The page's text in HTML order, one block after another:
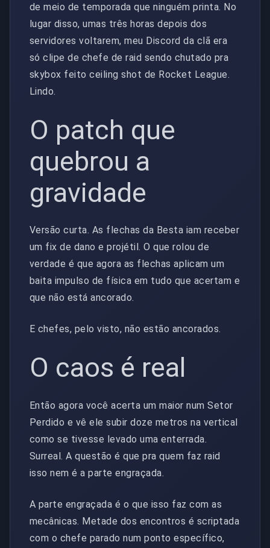
de meio de temporada que ninguém printa. No
lugar disso, umas três horas depois dos
servidores voltarem, meu Discord da clã era
só clipe de chefe de raid sendo chutado pra
skybox feito ceiling shot de Rocket League.
Lindo.
O patch que
quebrou a
gravidade
Versão curta. As flechas da Besta iam receber
um fix de dano e projétil. O que rolou de
verdade é que agora as flechas aplicam um
baita impulso de física em tudo que acertam e
que não está ancorado.
E chefes, pelo visto, não estão ancorados.
O caos é real
Então agora você acerta um maior num Setor
Perdido e vê ele subir doze metros na vertical
como se tivesse levado uma enterrada.
Surreal. A questão é que pra quem faz raid
isso nem é a parte engraçada.
A parte engraçada é o que isso faz com as
mecânicas. Metade dos encontros é scriptada
com o chefe parado num ponto específico,